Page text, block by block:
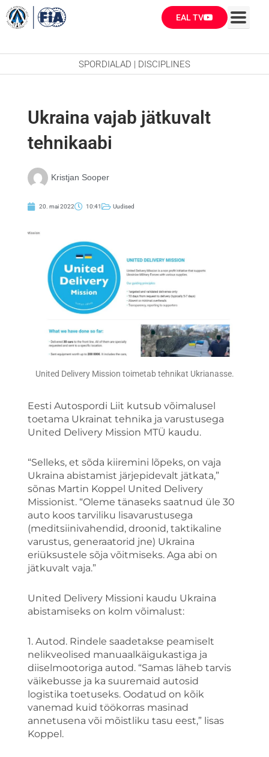
Skip
to
EAL TV
SPORDIALAD | DISCIPLINES
Ukraina vajab jätkuvalt
tehnikaabi
Kristjan Sooper
20. mai 2022 10:41 Uudised
United Delivery Mission toimetab tehnikat Ukrianasse.
Eesti Autospordi Liit kutsub võimalusel
toetama Ukrainat tehnika ja varustusega
United Delivery Mission MTÜ kaudu.
“Selleks, et sõda kiiremini lõpeks, on vaja
Ukraina abistamist järjepidevalt jätkata,”
sõnas Martin Koppel United Delivery
Missionist. “Oleme tänaseks saatnud üle 30
auto koos tarviliku lisavarustusega
(meditsiinivahendid, droonid, taktikaline
varustus, generaatorid jne) Ukraina
eriüksustele sõja võitmiseks. Aga abi on
jätkuvalt vaja.”
United Delivery Missioni kaudu Ukraina
abistamiseks on kolm võimalust:
1. Autod. Rindele saadetakse peamiselt
nelikveolised manuaalkäigukastiga ja
diiselmootoriga autod. “Samas läheb tarvis
väikebusse ja ka suuremaid autosid
logistika toetuseks. Oodatud on kõik
vanemad kuid töökorras masinad
annetusena või mõistliku tasu eest,” lisas
Koppel.